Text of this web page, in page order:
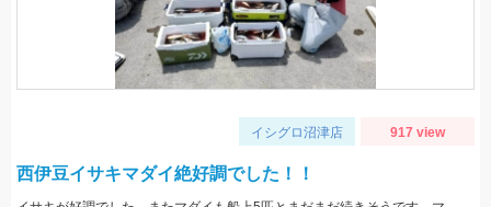
イシグロ沼津店 917 view
西伊豆イサキマダイ絶好調でした！！